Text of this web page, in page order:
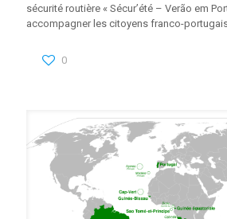
sécurité routière « Sécur’été – Verão em
accompagner les citoyens franco-
0